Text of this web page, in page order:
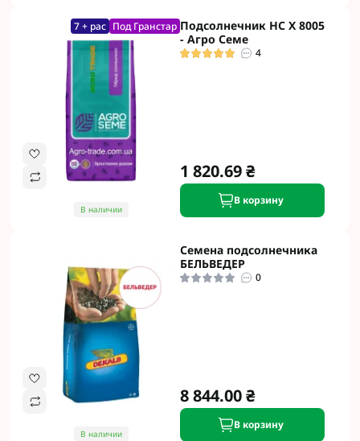
7 + рас Под Гранстар
В наличии
Подсолнечник НС Х 8005
- Агро Семе
4
1 820.69 ₴
В корзину
В наличии
Семена подсолнечника
БЕЛЬВЕДЕР
0
8 844.00 ₴
В корзину